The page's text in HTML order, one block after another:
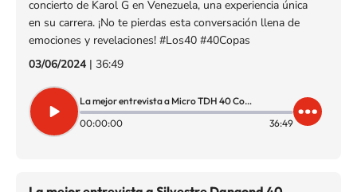
concierto de Karol G en Venezuela, una experiencia única
en su carrera. ¡No te pierdas esta conversación llena de
emociones y revelaciones! #Los40 #40Copas
03/06/2024 | 36:49
La mejor entrevista a Micro TDH 40 Copas con Roberto Cardona.
00:00:00
36:49